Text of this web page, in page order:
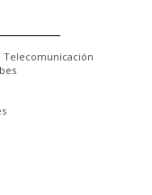
Telecomunicación